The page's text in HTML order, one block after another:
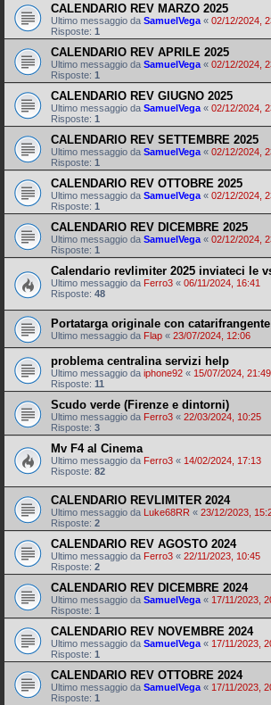
CALENDARIO REV MARZO 2025
Ultimo messaggio da SamuelVega « 02/12/2024,
Risposte: 1
CALENDARIO REV APRILE 2025
Ultimo messaggio da SamuelVega « 02/12/2024,
Risposte: 1
CALENDARIO REV GIUGNO 2025
Ultimo messaggio da SamuelVega « 02/12/2024,
Risposte: 1
CALENDARIO REV SETTEMBRE 2025
Ultimo messaggio da SamuelVega « 02/12/2024,
Risposte: 1
CALENDARIO REV OTTOBRE 2025
Ultimo messaggio da SamuelVega « 02/12/2024,
Risposte: 1
CALENDARIO REV DICEMBRE 2025
Ultimo messaggio da SamuelVega « 02/12/2024,
Risposte: 1
Calendario revlimiter 2025 inviateci le
Ultimo messaggio da Ferro3 « 06/11/2024, 16:41
Risposte: 48
Portatarga originale con catarifrangente
Ultimo messaggio da Flap « 23/07/2024, 12:06
problema centralina servizi help
Ultimo messaggio da iphone92 « 15/07/2024, 21:49
Risposte: 11
Scudo verde (Firenze e dintorni)
Ultimo messaggio da Ferro3 « 22/03/2024, 10:25
Risposte: 3
Mv F4 al Cinema
Ultimo messaggio da Ferro3 « 14/02/2024, 17:13
Risposte: 82
CALENDARIO REVLIMITER 2024
Ultimo messaggio da Luke68RR « 23/12/2023,
Risposte: 2
CALENDARIO REV AGOSTO 2024
Ultimo messaggio da Ferro3 « 22/11/2023, 10:45
Risposte: 2
CALENDARIO REV DICEMBRE 2024
Ultimo messaggio da SamuelVega « 17/11/2023,
Risposte: 1
CALENDARIO REV NOVEMBRE 2024
Ultimo messaggio da SamuelVega « 17/11/2023,
Risposte: 1
CALENDARIO REV OTTOBRE 2024
Ultimo messaggio da SamuelVega « 17/11/2023,
Risposte: 1